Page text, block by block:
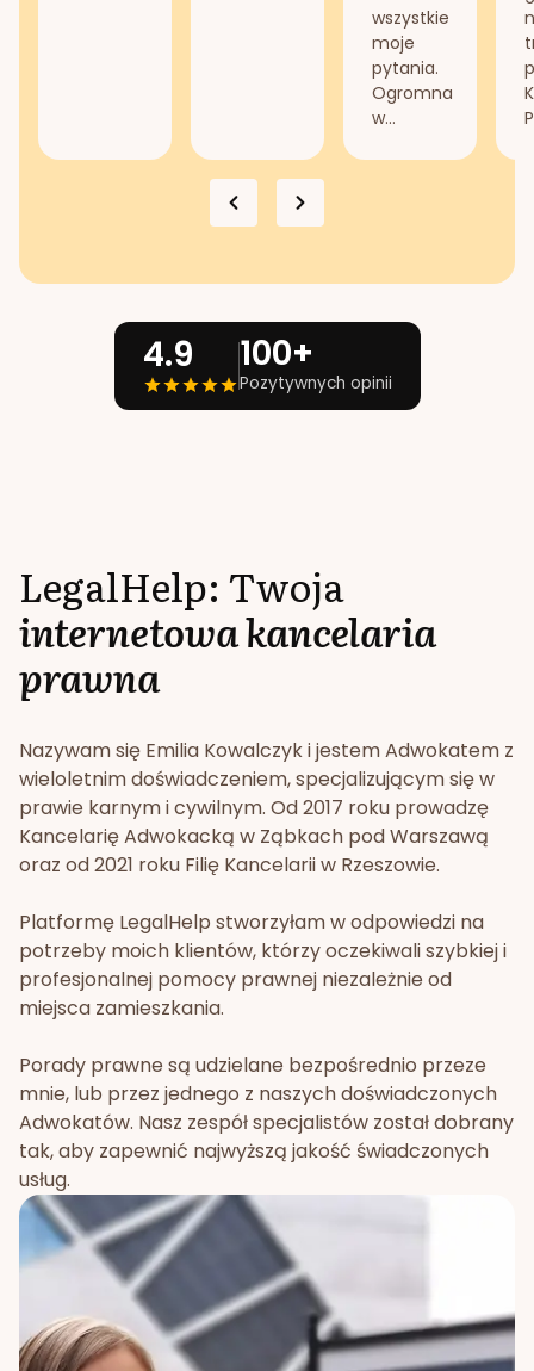
wszystkie
moje
pytania.
Ogromna
w...
4.9 100+
Pozytywnych opinii
LegalHelp: Twoja
internetowa kancelaria
prawna
Nazywam się Emilia Kowalczyk i jestem Adwokatem z
wieloletnim doświadczeniem, specjalizującym się w
prawie karnym i cywilnym. Od 2017 roku prowadzę
Kancelarię Adwokacką w Ząbkach pod Warszawą
oraz od 2021 roku Filię Kancelarii w Rzeszowie.
Platformę LegalHelp stworzyłam w odpowiedzi na
potrzeby moich klientów, którzy oczekiwali szybkiej i
profesjonalnej pomocy prawnej niezależnie od
miejsca zamieszkania.
Porady prawne są udzielane bezpośrednio przeze
mnie, lub przez jednego z naszych doświadczonych
Adwokatów. Nasz zespół specjalistów został dobrany
tak, aby zapewnić najwyższą jakość świadczonych
usług.